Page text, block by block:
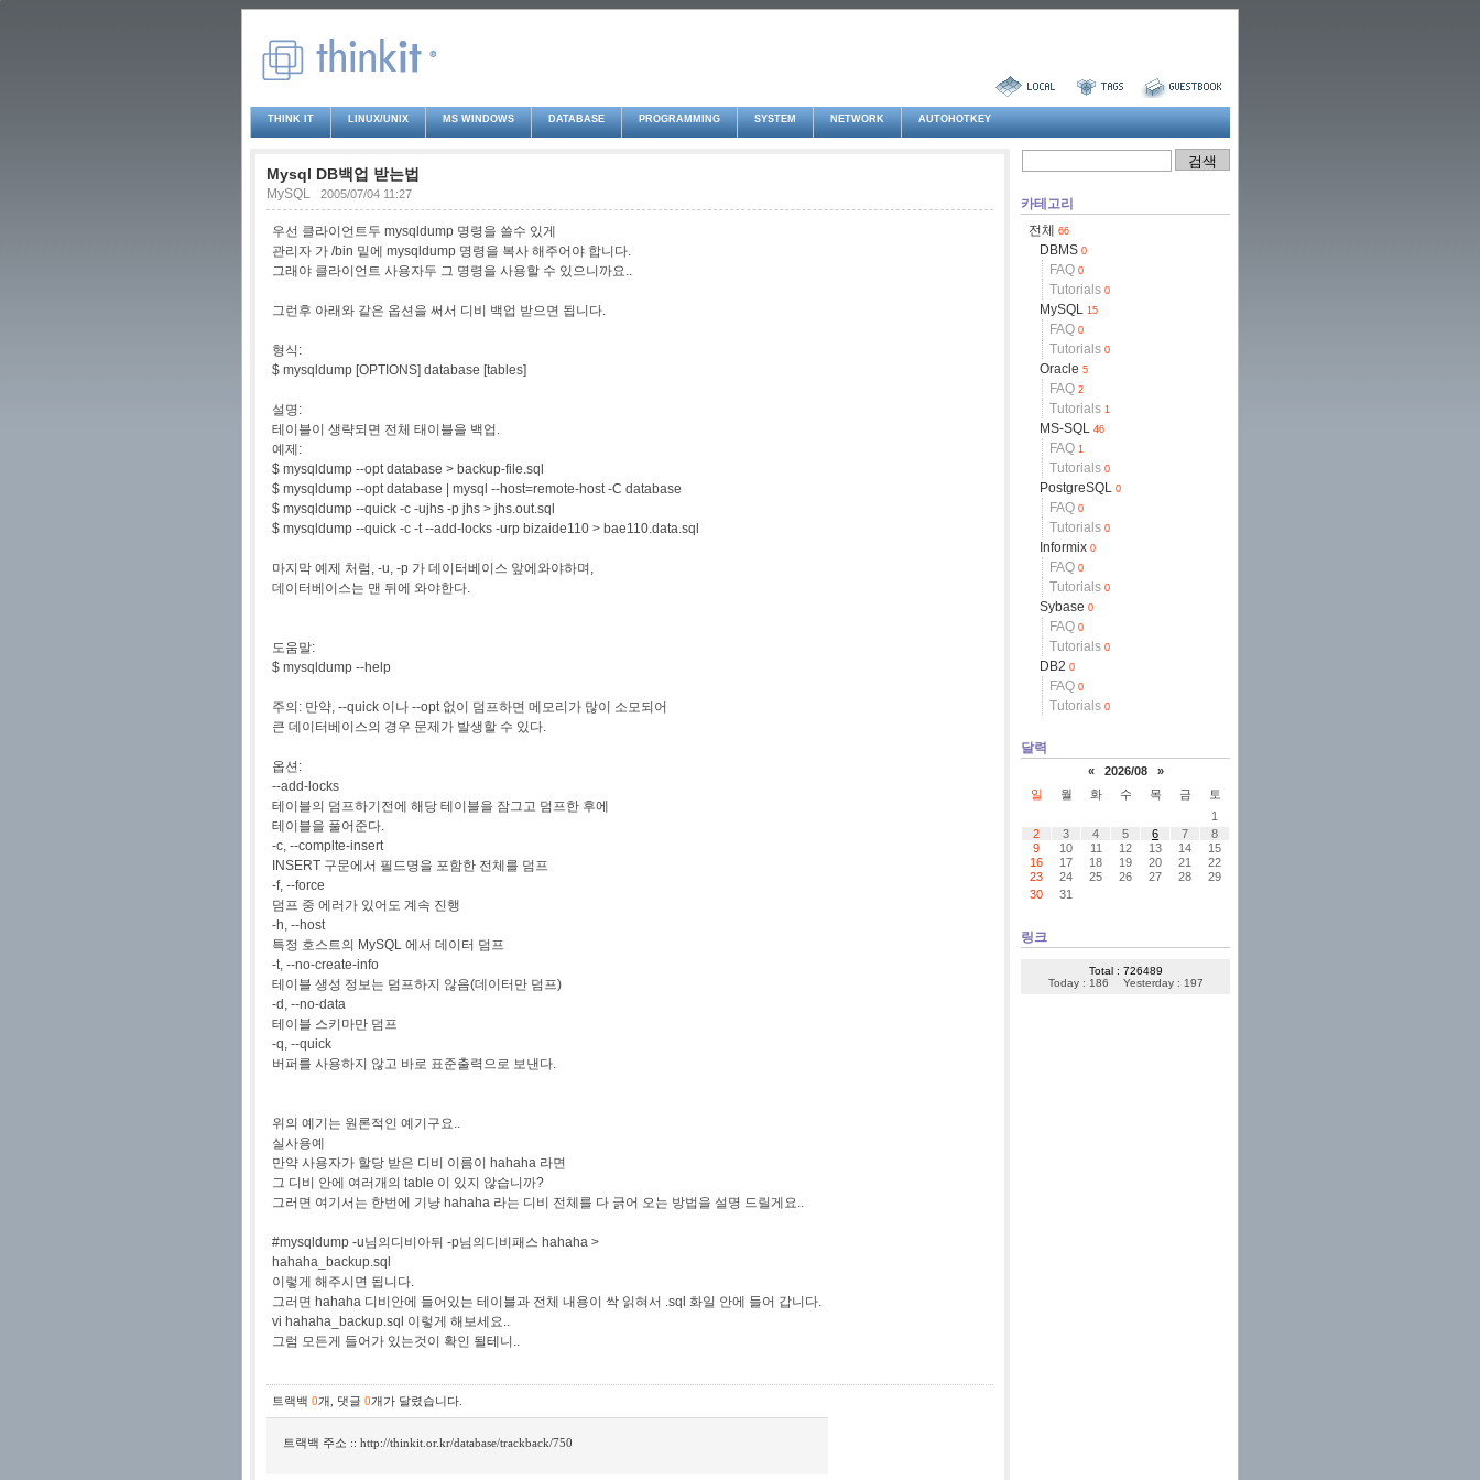
THINK IT LINUX/UNIX MS WINDOWS DATABASE PROGRAMMING SYSTEM NETWORK AUTOHOTKEY
Mysql DB백업 받는법
MySQL 2005/07/04 11:27
우선 클라이언트두 mysqldump 명령을 쓸수 있게
관리자 가 /bin 밑에 mysqldump 명령을 복사 해주어야 합니다.
그래야 클라이언트 사용자두 그 명령을 사용할 수 있으니까요..
그런후 아래와 같은 옵션을 써서 디비 백업 받으면 됩니다.
형식:
$ mysqldump [OPTIONS] database [tables]
설명:
테이블이 생략되면 전체 태이블을 백업.
예제:
$ mysqldump --opt database > backup-file.sql
$ mysqldump --opt database | mysql --host=remote-host -C database
$ mysqldump --quick -c -ujhs -p jhs > jhs.out.sql
$ mysqldump --quick -c -t --add-locks -urp bizaide110 > bae110.data.sql
마지막 예제 처럼, -u, -p 가 데이터베이스 앞에와야하며,
데이터베이스는 맨 뒤에 와야한다.
도움말:
$ mysqldump --help
주의: 만약, --quick 이나 --opt 없이 덤프하면 메모리가 많이 소모되어
큰 데이터베이스의 경우 문제가 발생할 수 있다.
옵션:
--add-locks
테이블의 덤프하기전에 해당 테이블을 잠그고 덤프한 후에
테이블을 풀어준다.
-c, --complte-insert
INSERT 구문에서 필드명을 포함한 전체를 덤프
-f, --force
덤프 중 에러가 있어도 계속 진행
-h, --host
특정 호스트의 MySQL 에서 데이터 덤프
-t, --no-create-info
테이블 생성 정보는 덤프하지 않음(데이터만 덤프)
-d, --no-data
테이블 스키마만 덤프
-q, --quick
버퍼를 사용하지 않고 바로 표준출력으로 보낸다.
위의 예기는 원론적인 예기구요..
실사용예
만약 사용자가 할당 받은 디비 이름이 hahaha 라면
그 디비 안에 여러개의 table 이 있지 않습니까?
그러면 여기서는 한번에 기냥 hahaha 라는 디비 전체를 다 긁어 오는 방법을 설명 드릴게요..
#mysqldump -u님의디비아뒤 -p님의디비패스 hahaha >
hahaha_backup.sql
이렇게 해주시면 됩니다.
그러면 hahaha 디비안에 들어있는 테이블과 전체 내용이 싹 읽혀서 .sql 화일 안에 들어 갑니다.
vi hahaha_backup.sql 이렇게 해보세요..
그럼 모든게 들어가 있는것이 확인 될테니..
트랙백 0개 댓글 0개가 달렸습니다.
트랙백 주소 :: http://thinkit.or.kr/database/trackback/750
카테고리
전체
66
DBMS 0
FAQ 0
Tutorials 0
MySQL 15
FAQ 0
Tutorials 0
Oracle 5
FAQ 2
Tutorials 1
MS-SQL 46
FAQ 1
Tutorials 0
PostgreSQL 0
FAQ 0
Tutorials 0
Informix 0
FAQ 0
Tutorials 0
Sybase 0
FAQ 0
Tutorials 0
DB2 0
FAQ 0
Tutorials 0
달력
« 2026/08
»
일
월 화 수 목 금
토
1
2
3 4 5 6 7
8
9
10 11 12 13 14
15
16
17 18 19 20 21
22
23
24 25 26 27 28
29
30
31
링크
Total : 726489
Today : 186
Yesterday : 197